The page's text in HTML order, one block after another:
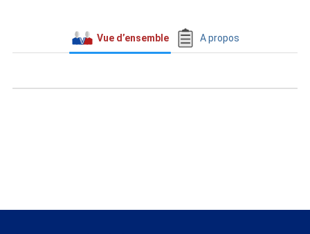
Vue d’ensemble A propos